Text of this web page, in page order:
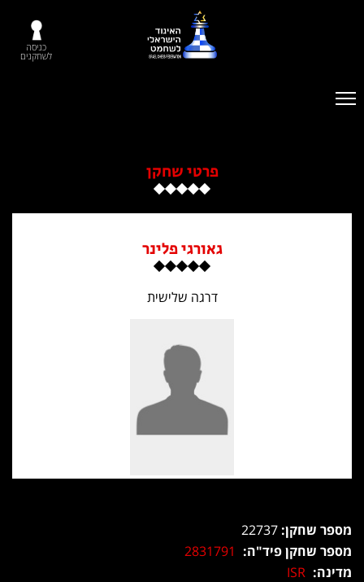
כניסה
לשחקנים
פרטי שחקן
גאורגי פלינר
דרגה שלישית
מספר שחקן:
מספר שחקן פיד"ה: 2831791
מדינה: ISR